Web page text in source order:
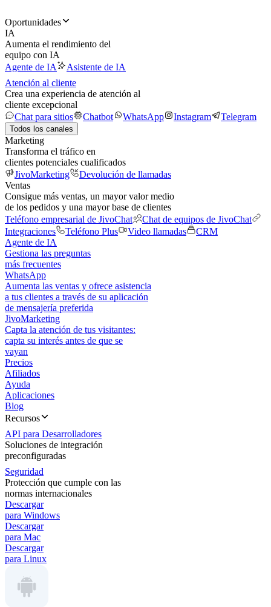
Oportunidades
IA
Aumenta el rendimiento del
equipo con IA
Agente de IA
Asistente de IA
Atención al cliente
Crea una experiencia de atención al
cliente excepcional
Chat para sitios
Chatbot WhatsApp Instagram Telegram
Todos los canales
Marketing
Transforma el tráfico en
clientes potenciales cualificados
JivoMarketing
Devolución de llamadas
Ventas
Consigue más ventas, un mayor valor medio
de los pedidos y una mayor base de clientes
Teléfono empresarial de JivoChat
Chat de equipos de JivoChat
Integraciones
Teléfono Plus Video llamadas
CRM
Agente de IA
Gestiona las preguntas
más frecuentes
WhatsApp
Aumenta las ventas y ofrece asistencia
a tus clientes a través de su aplicación
de mensajería preferida
JivoMarketing
Capta la atención de tus visitantes:
capta su interés antes de que se
vayan
Precios
Afiliados
Ayuda
Aplicaciones
Blog
Recursos
API para Desarrolladores
Soluciones de integración
preconfiguradas
Seguridad
Protección que cumple con las
normas internacionales
Descargar
para Windows
Descargar
para Mac
Descargar
para Linux